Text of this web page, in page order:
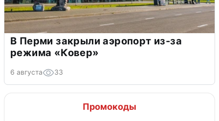
В Перми закрыли аэропорт из-за
режима «Ковер»
6 августа 33
Промокоды